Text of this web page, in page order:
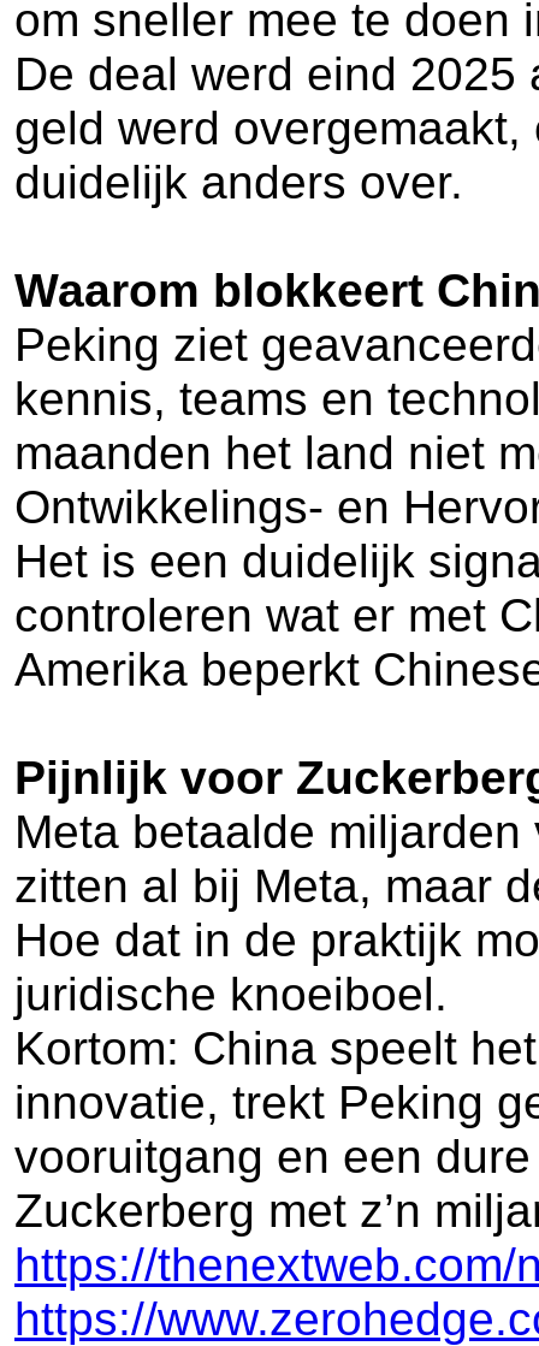
om sneller mee te doen
De deal werd eind
geld werd
duidelijk anders over.
Waarom blokkeert
Peking ziet
kennis, teams en
maanden het land niet
Ontwikkelings- en
Het is een duidelijk
controleren wat er met
Amerika beperkt
Pijnlijk voor
Meta betaalde
zitten al bij Meta, maar
Hoe dat in de praktijk
juridische knoeiboel.
Kortom: China speelt
innovatie, trekt Peking
vooruitgang en een
Zuckerberg met z’n
https://
https://